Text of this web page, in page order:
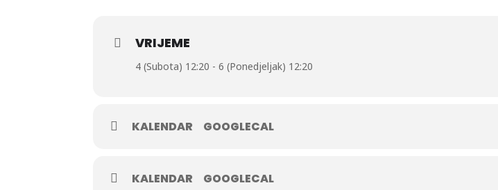
VRIJEME
4 (Subota) 12:20 - 6 (Ponedjeljak) 12:20
KALENDAR GOOGLECAL
KALENDAR GOOGLECAL